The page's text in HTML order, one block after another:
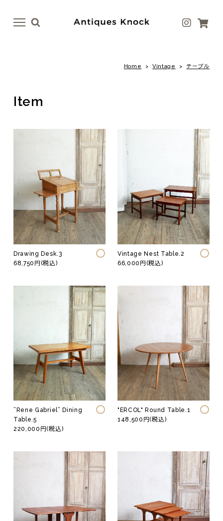
menu
menu
Home > Vintage > テーブル
Item
Drawing Desk.3
68,750円(税込)
Vintage Nest Table.2
66,000円(税込)
”Rene Gabriel” Dining
Table.5
220,000円(税込)
"ERCOL" Round Table.1
148,500円(税込)